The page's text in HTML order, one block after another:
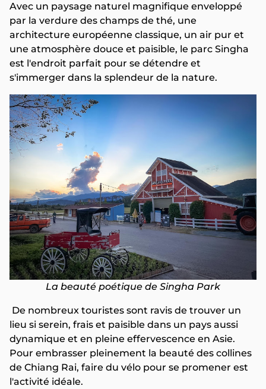
Avec un paysage naturel magnifique enveloppé
par la verdure des champs de thé, une
architecture européenne classique, un air pur et
une atmosphère douce et paisible, le parc Singha
est l'endroit parfait pour se détendre et
s'immerger dans la splendeur de la nature.
La beauté poétique de Singha Park
De nombreux touristes sont ravis de trouver un
lieu si serein, frais et paisible dans un pays aussi
dynamique et en pleine effervescence en Asie.
Pour embrasser pleinement la beauté des collines
de Chiang Rai, faire du vélo pour se promener est
l'activité idéale.